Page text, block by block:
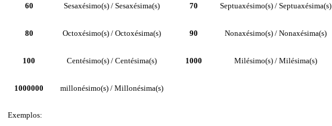
60 Sesaxésimo(s) / Sesaxésima(s) 70 Septuaxésimo(s) / Septuaxésima(s)
80 Octoxésimo(s) / Octoxésima(s) 90 Nonaxésimo(s) / Nonaxésima(s)
100 Centésimo(s) / Centésima(s) 1000 Milésimo(s) / Milésima(s)
1000000 millonésimo(s) / Millonésima(s)
Exemplos: